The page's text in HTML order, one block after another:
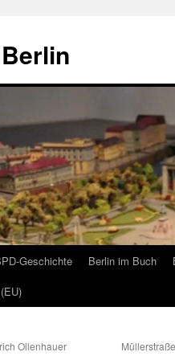
Geschichte Berlin im Buch
Ollenhauer